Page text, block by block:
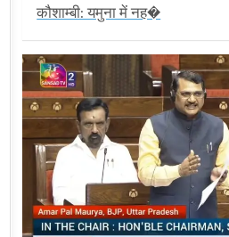
कौशाम्बी: यमुना में नह�